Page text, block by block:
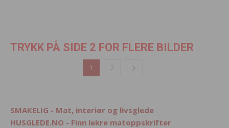
TRYKK PÅ SIDE 2 FOR FLERE BILDER
1 2
SMAKELIG - Mat, interiør og livsglede
HUSGLEDE.NO - Finn lekre matoppskrifter